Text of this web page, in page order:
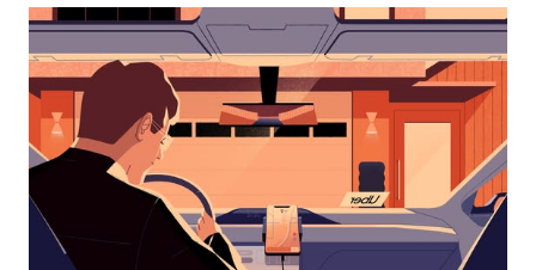
interagir
o
calendário
selecionar
uma
data.
Pressione
a
tecla
“ESC”